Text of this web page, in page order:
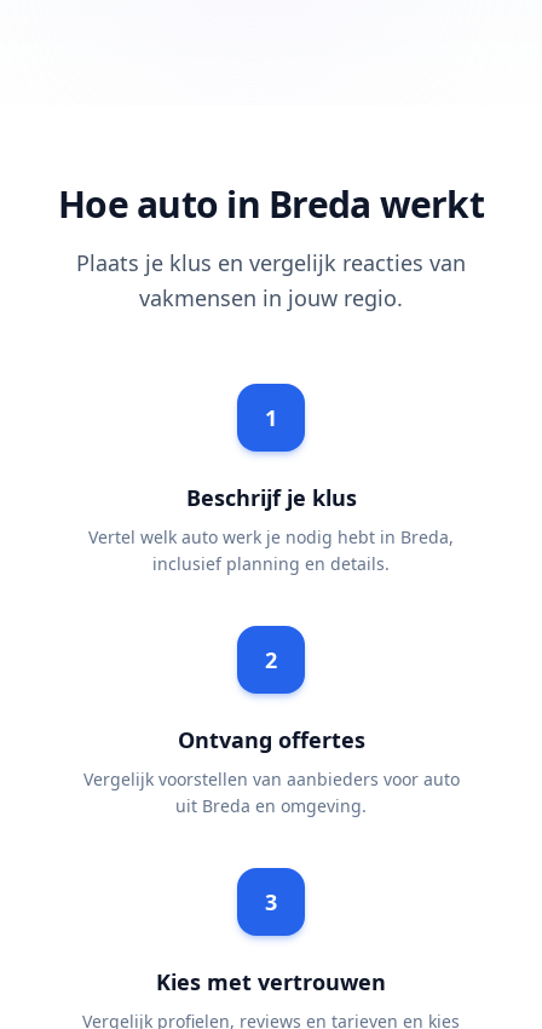
Hoe auto in Breda werkt
Plaats je klus en vergelijk reacties van
vakmensen in jouw regio.
1
Beschrijf je klus
Vertel welk auto werk je nodig hebt in Breda,
inclusief planning en details.
2
Ontvang offertes
Vergelijk voorstellen van aanbieders voor auto
uit Breda en omgeving.
3
Kies met vertrouwen
Vergelijk profielen, reviews en tarieven en kies